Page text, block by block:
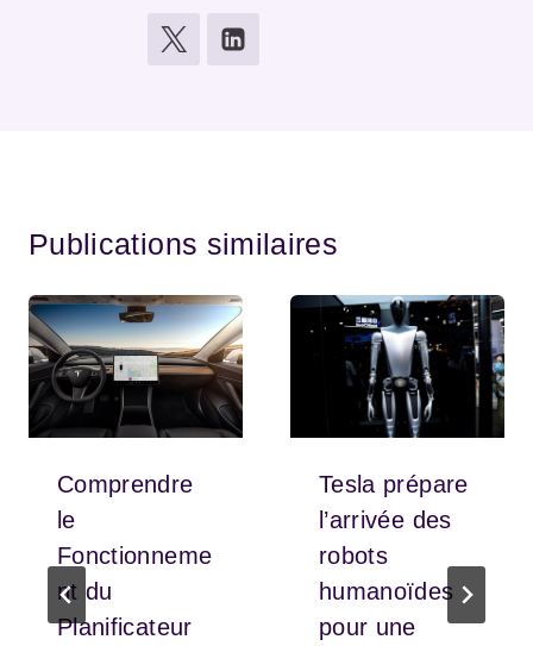
Publications similaires
Comprendre
le
Fonctionneme
nt du
Planificateur
Tesla prépare
l’arrivée des
robots
humanoïdes
pour une